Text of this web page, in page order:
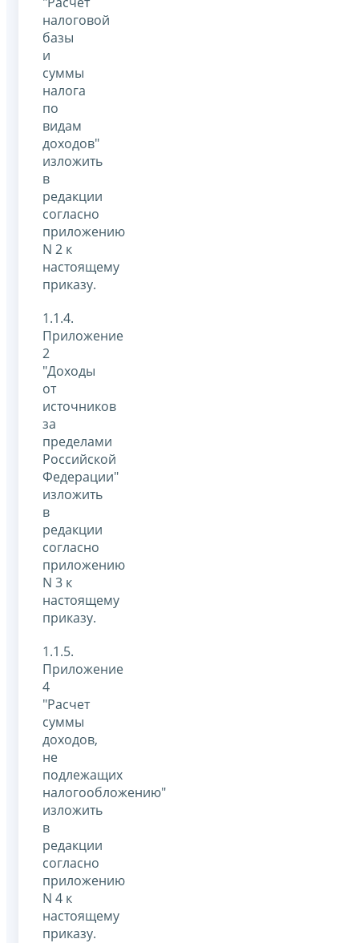
налоговой
базы
и
суммы
налога
по
видам
доходов"
изложить
в
редакции
согласно
приложению
N 2 к
настоящему
приказу.
1.1.4.
Приложение
2
"Доходы
от
источников
за
пределами
Российской
Федерации"
изложить
в
редакции
согласно
приложению
N 3 к
настоящему
приказу.
1.1.5.
Приложение
4
"Расчет
суммы
доходов,
не
подлежащих
налогообложению"
изложить
в
редакции
согласно
приложению
N 4 к
настоящему
приказу.